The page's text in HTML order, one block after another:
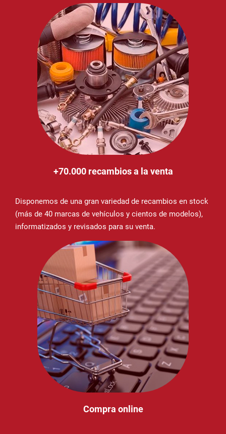
+70.000 recambios a la venta
Disponemos de una gran variedad de recambios en stock
(más de 40 marcas de vehículos y cientos de modelos),
informatizados y revisados para su venta.
Compra online